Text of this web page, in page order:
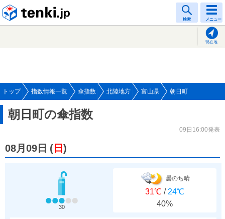
検索 メニュー
現在地
トップ 指数情報一覧 傘指数 北陸地方 富山県 朝日町
朝日町の傘指数
09日16:00発表
08月09日 ( 日 )
30
曇のち晴
31℃ / 24℃
40%